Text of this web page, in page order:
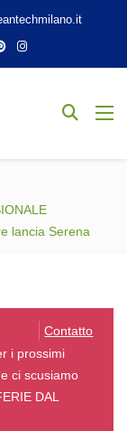
lancia Serena
Contatto
i prossimi
ci scusiamo
DAL